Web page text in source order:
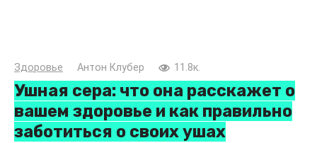
Здоровье Антон Клубер 11.8к.
Ушная сера: что она расскажет о
вашем здоровье и как правильно
заботиться о своих ушах